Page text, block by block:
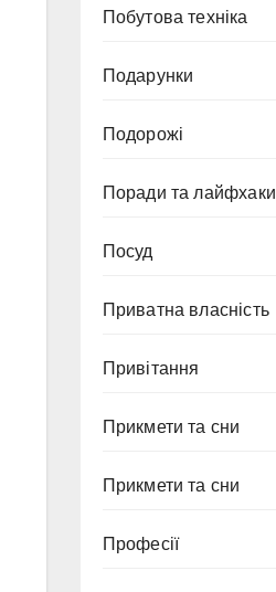
Побутова техніка
Подарунки
Подорожі
Поради та лайфхаки
Посуд
Приватна власність
Привітання
Прикмети та сни
Прикмети та сни
Професії